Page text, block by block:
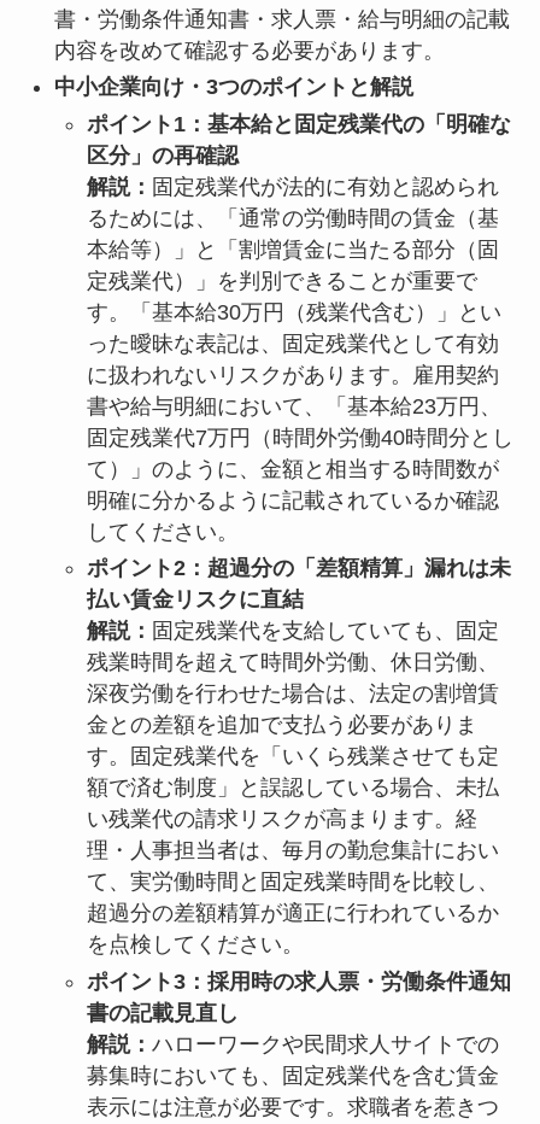
書・労働条件通知書・求人票・給与明細の記載
内容を改めて確認する必要があります。
中小企業向け・3つのポイントと解説
ポイント1：基本給と固定残業代の「明確な
区分」の再確認
解説： 固定残業代が法的に有効と認められ
るためには、「通常の労働時間の賃金（基
本給等）」と「割増賃金に当たる部分（固
定残業代）」を判別できることが重要で
す。「基本給30万円（残業代含む）」とい
った曖昧な表記は、固定残業代として有効
に扱われないリスクがあります。雇用契約
書や給与明細において、「基本給23万円、
固定残業代7万円（時間外労働40時間分とし
て）」のように、金額と相当する時間数が
明確に分かるように記載されているか確認
してください。
ポイント2：超過分の「差額精算」漏れは未
払い賃金リスクに直結
解説： 固定残業代を支給していても、固定
残業時間を超えて時間外労働、休日労働、
深夜労働を行わせた場合は、法定の割増賃
金との差額を追加で支払う必要がありま
す。固定残業代を「いくら残業させても定
額で済む制度」と誤認している場合、未払
い残業代の請求リスクが高まります。経
理・人事担当者は、毎月の勤怠集計におい
て、実労働時間と固定残業時間を比較し、
超過分の差額精算が適正に行われているか
を点検してください。
ポイント3：採用時の求人票・労働条件通知
書の記載見直し
解説： ハローワークや民間求人サイトでの
募集時においても、固定残業代を含む賃金
表示には注意が必要です。求職者を惹きつ